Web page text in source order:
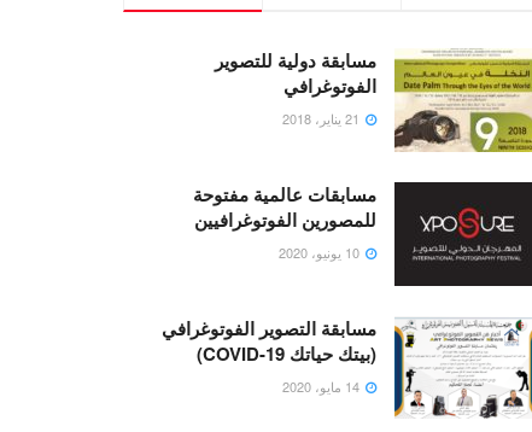
مسابقة دولية للتصوير
الفوتوغرافي
مسابقات عالمية مفتوحة
للمصورين الفوتوغرافيين
مسابقة التصوير الفوتوغرافي
(بيتك حياتك COVID-19)